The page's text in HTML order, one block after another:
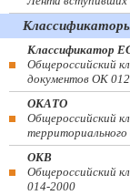
Классификатор
Общероссийский
документов ОК
ОКАТО
Общероссийский
ОКВ
Общероссийский
014-2000